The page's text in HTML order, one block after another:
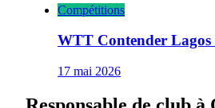
Compétitions
WTT Contender Lagos
17 mai 2026